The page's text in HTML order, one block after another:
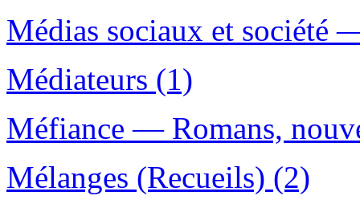
Médias sociaux et société
Médiateurs (1)
Méfiance — Romans,
Mélanges (Recueils) (2)